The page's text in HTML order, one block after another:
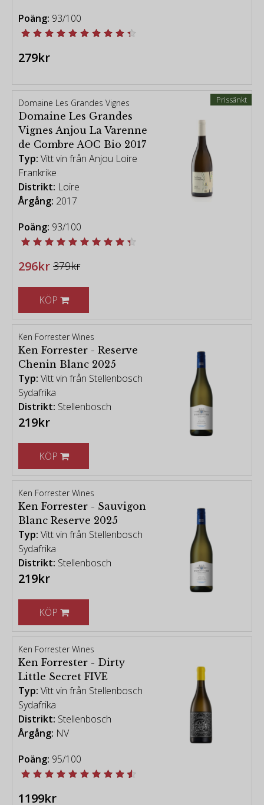
Poäng: 93/100
279kr
Prissänkt
Domaine Les Grandes Vignes
Domaine Les Grandes
Vignes Anjou La Varenne
de Combre AOC Bio 2017
Typ: Vitt vin från Anjou Loire
Frankrike
Distrikt: Loire
Årgång: 2017
Poäng: 93/100
296kr 379kr
KÖP
Ken Forrester Wines
Ken Forrester - Reserve
Chenin Blanc 2025
Typ: Vitt vin från Stellenbosch
Sydafrika
Distrikt: Stellenbosch
219kr
KÖP
Ken Forrester Wines
Ken Forrester - Sauvigon
Blanc Reserve 2025
Typ: Vitt vin från Stellenbosch
Sydafrika
Distrikt: Stellenbosch
219kr
KÖP
Ken Forrester Wines
Ken Forrester - Dirty
Little Secret FIVE
Typ: Vitt vin från Stellenbosch
Sydafrika
Distrikt: Stellenbosch
Årgång: NV
Poäng: 95/100
1199kr